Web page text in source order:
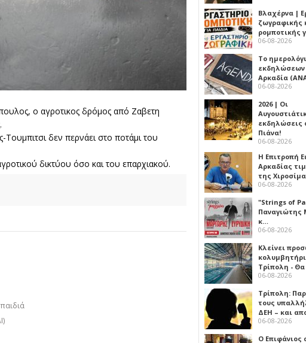
ο αγροτικος δρόμος από Ζαβετη
δεν περνάει στο ποτάμι του
δικτύου όσο και του επαρχιακού.
Βλαχέρνα |
ζωγραφικής
ρομποτικής
06-08-2026
Το
εκδηλώσεων
Αρκαδία
06-08-2026
2026 | Οι
εκδηλώσεις
Πιάνα!
06-08-2026
Η Επιτροπή
Αρκαδίας
της
06-08-2026
"Strings of
Παναγιώτης
κ…
06-08-2026
Κλείνει
Τρίπολη -
06-08-2026
Τρίπολη:
τους
ΔΕΗ – και
06-08-2026
Ο Επιφάνιος